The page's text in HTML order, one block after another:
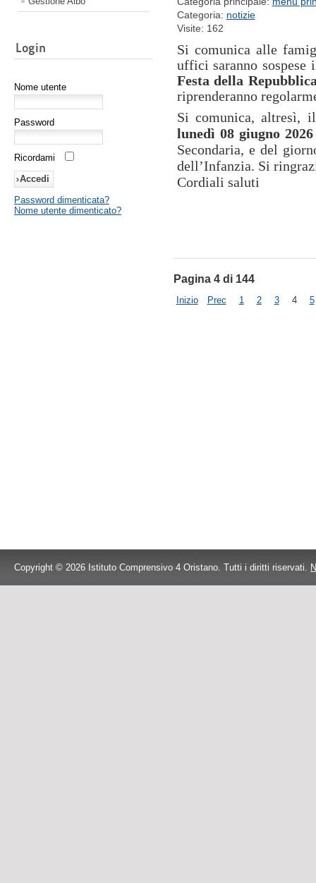
Login
Nome utente
Password
Ricordami
Password dimenticata?
Nome utente dimenticato?
Categoria: notizie
Visite: 162
Si comunica alle
uffici saranno
Festa della
riprenderanno
Si comunica, altresì,
lunedì 08 giugno 2026
Secondaria, e del
dell’Infanzia. Si
Cordiali saluti
Pagina 4 di 144
Inizio Prec 1 2 3 4 5
Copyright © 2026 Istituto Comprensivo 4 Oristano. Tutti i diritti riservati.